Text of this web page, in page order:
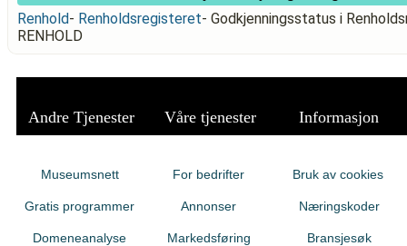
Renhold- Renholdsregisteret- Godkjenningsstatus i
RENHOLD
Andre Tjenester Våre tjenester Informasjon
Museumsnett
Gratis programmer
Domeneanalyse
For bedrifter
Annonser
Markedsføring
Bruk av cookies
Næringskoder
Bransjesøk